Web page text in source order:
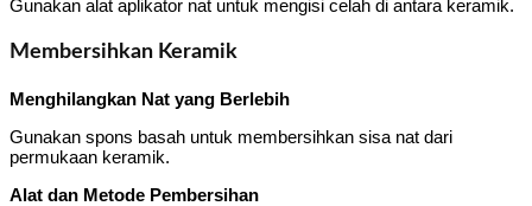
Gunakan alat aplikator nat untuk mengisi celah di antara keramik.
Membersihkan Keramik
Menghilangkan Nat yang Berlebih
Gunakan spons basah untuk membersihkan sisa nat dari
permukaan keramik.
Alat dan Metode Pembersihan